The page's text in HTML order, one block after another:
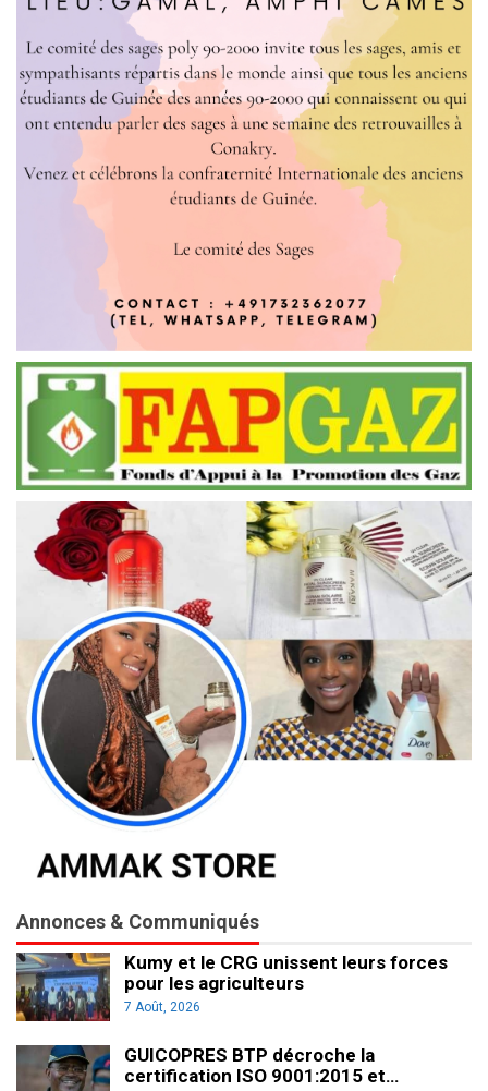
Annonces & Communiqués
Kumy et le CRG unissent leurs forces
pour les agriculteurs
7 Août, 2026
GUICOPRES BTP décroche la
certification ISO 9001:2015 et…